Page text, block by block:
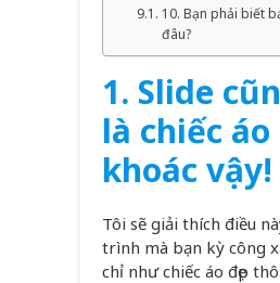
10. Bạn phải biết
đâu?
1. Slide
là chiếc áo
khoác vậy!
Tôi sẽ giải thích điều
trình mà bạn kỳ công
chỉ như chiếc áo đẹp